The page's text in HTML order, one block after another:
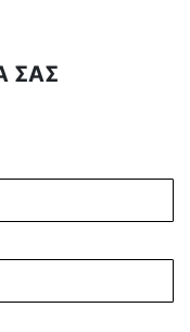
ΣΑΣ